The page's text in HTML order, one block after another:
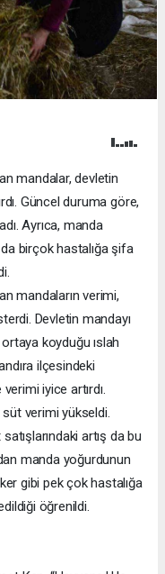
mandalar, devletin
Güncel duruma göre,
Ayrıca, manda
birçok hastalığa şifa
mandaların verimi,
Devletin mandayı
koyduğu ıslah
ilçesindeki
iyice artırdı.
verimi yükseldi.
artış da bu
manda yoğurdunun
gibi pek çok hastalığa
öğrenildi.